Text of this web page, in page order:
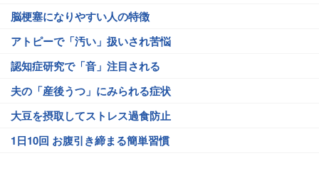
脳梗塞になりやすい人の特徴
アトピーで「汚い」扱いされ苦悩
認知症研究で「音」注目される
夫の「産後うつ」にみられる症状
大豆を摂取してストレス過食防止
1日10回 お腹引き締まる簡単習慣